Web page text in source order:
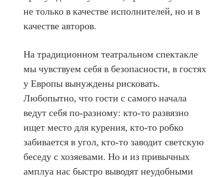
не только в качестве исполнителей, но и в
качестве авторов.
На традиционном театральном спектакле
мы чувствуем себя в безопасности, в гостях
у Европы вынуждены рисковать.
Любопытно, что гости с самого начала
ведут себя по-разному: кто-то развязно
ищет место для курения, кто-то робко
забивается в угол, кто-то заводит светскую
беседу с хозяевами. Но и из привычных
амплуа нас быстро выводят неудобными